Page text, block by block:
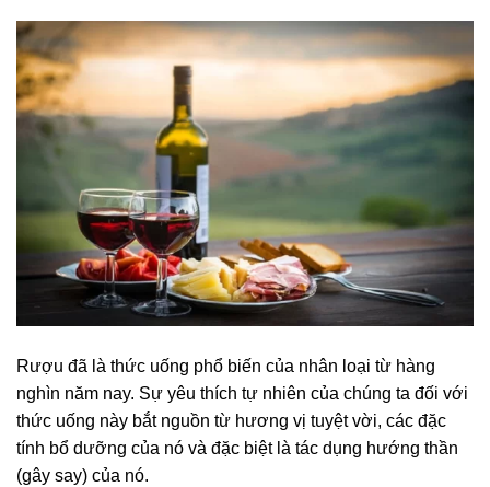
Rượu đã là thức uống phổ biến của nhân loại từ hàng
nghìn năm nay. Sự yêu thích tự nhiên của chúng ta đối với
thức uống này bắt nguồn từ hương vị tuyệt vời, các đặc
tính bổ dưỡng của nó và đặc biệt là tác dụng hướng thần
(gây say) của nó.